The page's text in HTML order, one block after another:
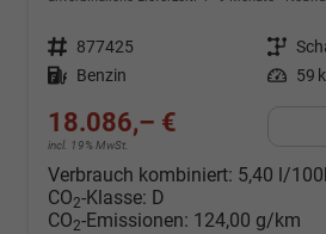
Fahrzeugnr. 877425 Getriebe
Kraftstoff Benzin Leistung 59
18.086,– €
incl. 19% MwSt.
Verbrauch kombiniert: 5,40 l/
CO2-Klasse: D
CO2-Emissionen: 124,00 g/km